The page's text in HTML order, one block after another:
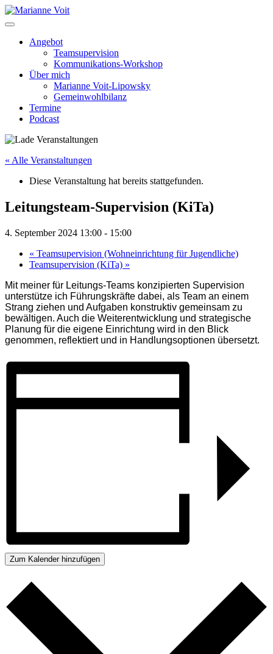
Skip
to
Angebot
Teamsupervision
Kommunikations-Workshop
Über mich
Marianne Voit-Lipowsky
Gemeinwohlbilanz
Termine
Podcast
« Alle Veranstaltungen
Diese Veranstaltung hat bereits stattgefunden.
Leitungsteam-Supervision (KiTa)
4. September 2024 13:00 - 15:00
« Teamsupervision (Wohneinrichtung für Jugendliche)
Teamsupervision (KiTa) »
Mit meiner für Leitungs-Teams konzipierten Supervision
unterstütze ich Führungskräfte dabei, als Team an einem
Strang ziehen und Aufgaben konstruktiv gemeinsam zu
bewältigen. Auch die Weiterentwicklung und strategische
Planung für die eigene Einrichtung wird in den Blick
genommen, reflektiert und in Handlungsoptionen übersetzt.
Zum Kalender hinzufügen